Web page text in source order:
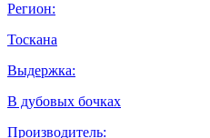
Регион:
Тоскана
Выдержка:
В дубовых бочках
Производитель: